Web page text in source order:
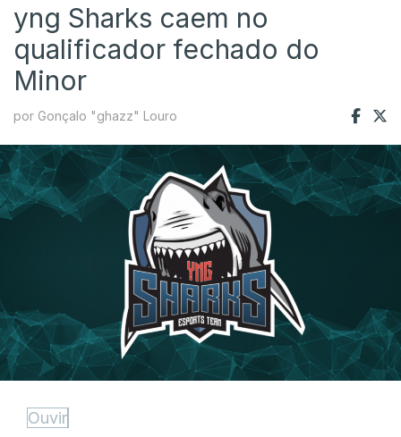
yng Sharks caem no
qualificador fechado do
Minor
por Gonçalo "ghazz" Louro
Ouvir